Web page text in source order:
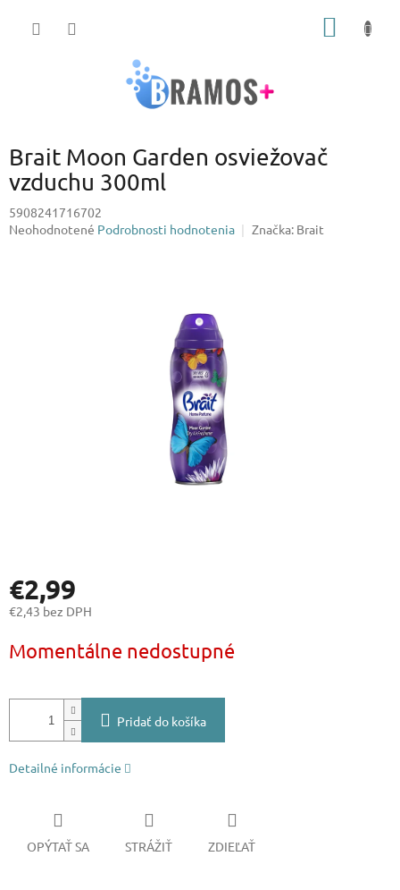
Brait Moon Garden osviežovač
vzduchu 300ml
5908241716702
Priemerné
Neohodnotené Podrobnosti hodnotenia Značka: Brait
€2,99
€2,43 bez DPH
cena:
Momentálne nedostupné
Pridať do košíka
Detailné informácie
OPÝTAŤ SA STRÁŽIŤ ZDIEĽAŤ